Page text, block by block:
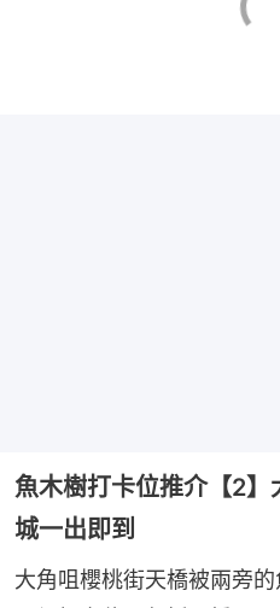
魚木樹打卡位推介【2
城一出即到
大角咀櫻桃街天橋被兩旁